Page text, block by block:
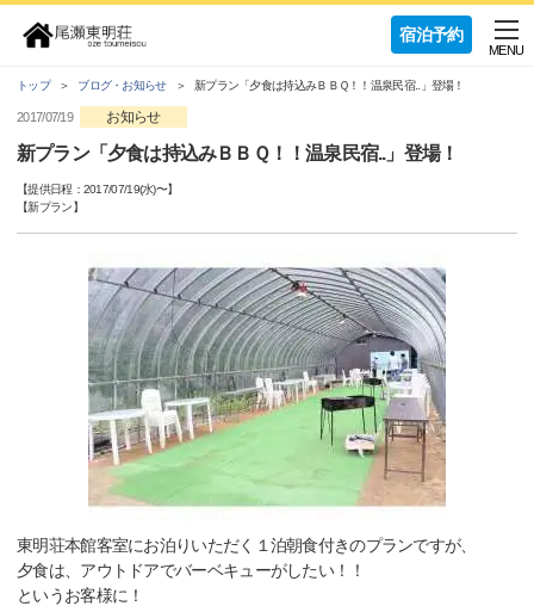
宿泊予約
MENU
トップ ブログ・お知らせ 新プラン「夕食は持込みＢＢＱ！！温泉民宿..」登場！
2017/07/19 お知らせ
新プラン「夕食は持込みＢＢＱ！！温泉民宿..」登場！
【提供日程： 2017/07/19(水)〜】
【新プラン】
東明荘本館客室にお泊りいただく１泊朝食付きのプランですが、
夕食は、アウトドアでバーベキューがしたい！！
というお客様に！